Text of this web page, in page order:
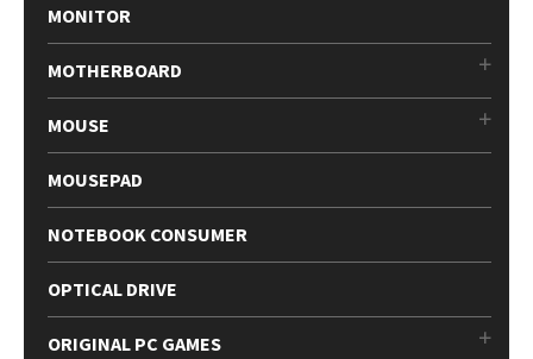
MONITOR
MOTHERBOARD
MOUSE
MOUSEPAD
NOTEBOOK CONSUMER
OPTICAL DRIVE
ORIGINAL PC GAMES